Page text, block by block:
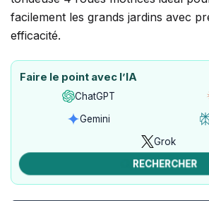
Faire le point avec l’IA
ChatGPT
Ouvrir
avec
Gemini
Ouvrir
Gemini
Grok
Ouvrir
avec
Grok
RECHERCHER